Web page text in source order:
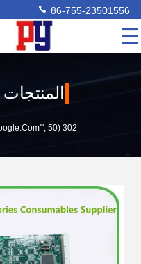
86-755-23501556
المنتجات